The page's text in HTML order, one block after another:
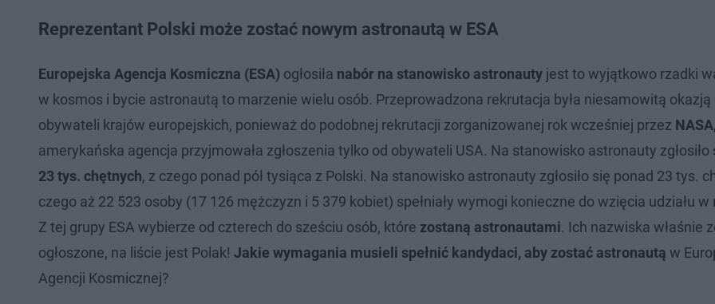
Reprezentant Polski może zostać nowym astronautą w ESA
Europejska Agencja Kosmiczna (ESA) ogłosiła nabór na stanowisko astronauty jest to wyjątkowo rzadki
w kosmos i bycie astronautą to marzenie wielu osób. Przeprowadzona rekrutacja była niesamowitą okazją
obywateli krajów europejskich, ponieważ do podobnej rekrutacji zorganizowanej rok wcześniej przez NASA,
amerykańska agencja przyjmowała zgłoszenia tylko od obywateli USA. Na stanowisko astronauty zgłosiło
23 tys. chętnych, z czego ponad pół tysiąca z Polski. Na stanowisko astronauty zgłosiło się ponad 23 tys.
czego aż 22 523 osoby (17 126 mężczyzn i 5 379 kobiet) spełniały wymogi konieczne do wzięcia udziału w
Z tej grupy ESA wybierze od czterech do sześciu osób, które zostaną astronautami. Ich nazwiska właśnie
ogłoszone, na liście jest Polak! Jakie wymagania musieli spełnić kandydaci, aby zostać astronautą w
Agencji Kosmicznej?